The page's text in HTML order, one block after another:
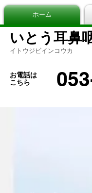
ホーム
いとう耳鼻
イトウジビインコウカ
お電話は
こちら